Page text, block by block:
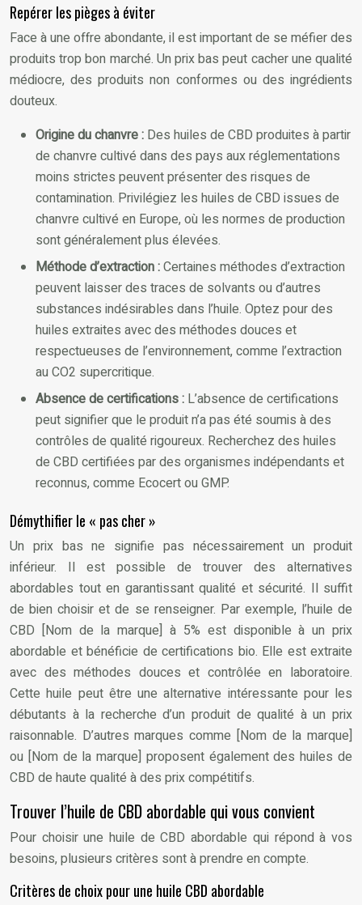
Repérer les pièges à éviter
Face à une offre abondante, il est important de se méfier des
produits trop bon marché. Un prix bas peut cacher une qualité
médiocre, des produits non conformes ou des ingrédients
douteux.
Origine du chanvre : Des huiles de CBD produites à partir
de chanvre cultivé dans des pays aux réglementations
moins strictes peuvent présenter des risques de
contamination. Privilégiez les huiles de CBD issues de
chanvre cultivé en Europe, où les normes de production
sont généralement plus élevées.
Méthode d’extraction :Certaines méthodes d’extraction
peuvent laisser des traces de solvants ou d’autres
substances indésirables dans l’huile. Optez pour des
huiles extraites avec des méthodes douces et
respectueuses de l’environnement, comme l’extraction
au CO2 supercritique.
Absence de certifications : L’absence de certifications
peut signifier que le produit n’a pas été soumis à des
contrôles de qualité rigoureux. Recherchez des huiles
de CBD certifiées par des organismes indépendants et
reconnus, comme Ecocert ou GMP.
Démythifier le « pas cher »
Un prix bas ne signifie pas nécessairement un produit
inférieur. Il est possible de trouver des alternatives
abordables tout en garantissant qualité et sécurité. Il suffit
de bien choisir et de se renseigner. Par exemple, l’huile de
CBD [Nom de la marque] à 5% est disponible à un prix
abordable et bénéficie de certifications bio. Elle est extraite
avec des méthodes douces et contrôlée en laboratoire.
Cette huile peut être une alternative intéressante pour les
débutants à la recherche d’un produit de qualité à un prix
raisonnable. D’autres marques comme [Nom de la marque]
ou [Nom de la marque] proposent également des huiles de
CBD de haute qualité à des prix compétitifs.
Trouver l’huile de CBD abordable qui vous convient
Pour choisir une huile de CBD abordable qui répond à vos
besoins, plusieurs critères sont à prendre en compte.
Critères de choix pour une huile CBD abordable